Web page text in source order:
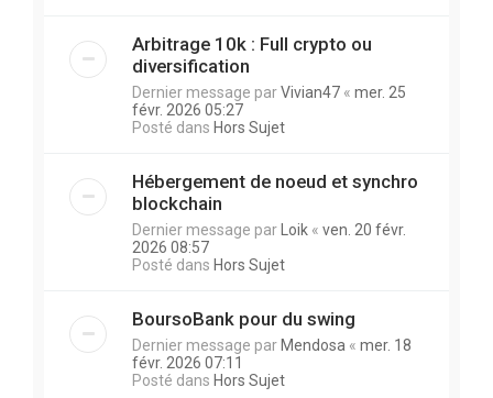
Arbitrage 10k : Full crypto ou
diversification
Dernier message parVivian47 « mer. 25
févr. 2026 05:27
Posté dans Hors Sujet
Hébergement de noeud et synchro
blockchain
Dernier message parLoik « ven. 20 févr.
2026 08:57
Posté dans Hors Sujet
BoursoBank pour du swing
Dernier message parMendosa « mer. 18
févr. 2026 07:11
Posté dans Hors Sujet